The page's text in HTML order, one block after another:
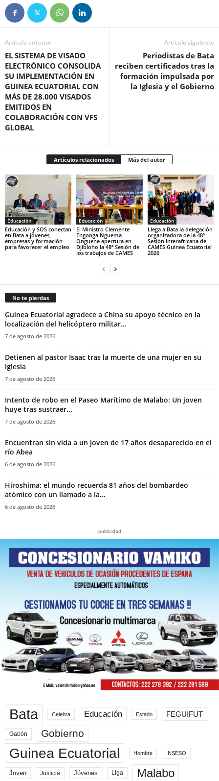
Artículo anterior
EL SISTEMA DE VISADO
ELECTRÓNICO CONSOLIDA
SU IMPLEMENTACIÓN EN
GUINEA ECUATORIAL CON
MÁS DE 28.000 VISADOS
EMITIDOS EN
COLABORACIÓN CON VFS
GLOBAL
Artículo siguiente
Periodistas de Bata
reciben certificados tras la
formación impulsada por
la Iglesia y el Gobierno
Artículos relacionados Más del autor
Educación
Educación y SOS conectan
en Bata a jóvenes,
empresas y formación
para favorecer el empleo
Educación
‎El Ministro Clemente
Engonga Nguema
Onguene apertura en
Djibloho la 48ª Sesión de
los trabajos de CAMES‎
Educación
‎Llega a Bata la delegación
organizadora de la 48ª
Sesión Interafricana de
CAMES Guinea Ecuatorial
2026‎
No te pierdas
Guinea Ecuatorial agradece a China su apoyo técnico en la
localización del helicóptero militar...
7 de agosto de 2026
‎Detienen al pastor Isaac tras la muerte de una mujer en su
iglesia‎
7 de agosto de 2026
Intento de robo en el Paseo Marítimo de Malabo: Un joven
huye tras sustraer...
7 de agosto de 2026
Encuentran sin vida a un joven de 17 años desaparecido en el
río Abea
6 de agosto de 2026
Hiroshima: el mundo recuerda 81 años del bombardeo
atómico con un llamado a la...
6 de agosto de 2026
publicidad
Bata Celebra Educación Estado FEGUIFUT
Gabón Gobierno
Guinea Ecuatorial Hombre INSESO
Joven Justicia Jóvenes Liga Malabo